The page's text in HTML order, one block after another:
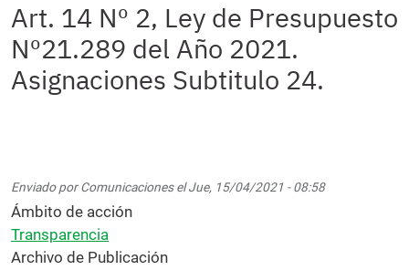
Art. 14 Nº 2, Ley de Presupuesto
Nº21.289 del Año 2021.
Asignaciones Subtitulo 24.
Enviado porComunicacioneselJue, 15/04/2021 - 08:58
Ámbito de acción
Transparencia
Archivo de Publicación